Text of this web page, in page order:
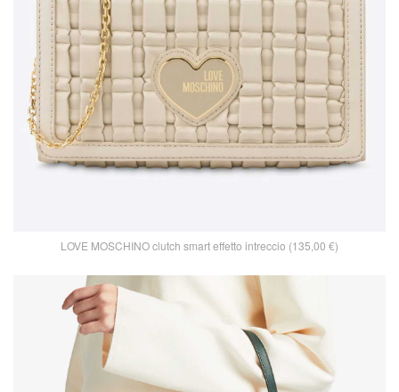
LOVE MOSCHINO clutch smart effetto intreccio (135,00 €)